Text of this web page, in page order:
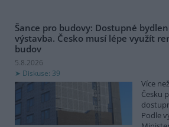
Šance pro budovy: Dostupné
výstavba. Česko musí lépe využít
budov
5.8.2026
Diskuse: 39
Více
Česku
Podle